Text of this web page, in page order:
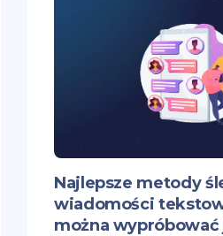
Najlepsze metody
wiadomości
można wypróbować